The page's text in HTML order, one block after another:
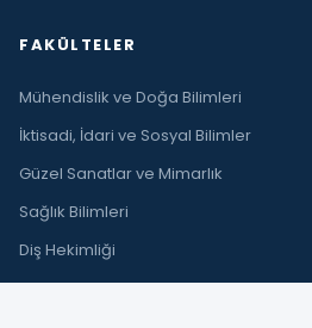
FAKÜLTELER
Mühendislik ve Doğa Bilimleri
İktisadi, İdari ve Sosyal Bilimler
Güzel Sanatlar ve Mimarlık
Sağlık Bilimleri
Diş Hekimliği
Hukuk